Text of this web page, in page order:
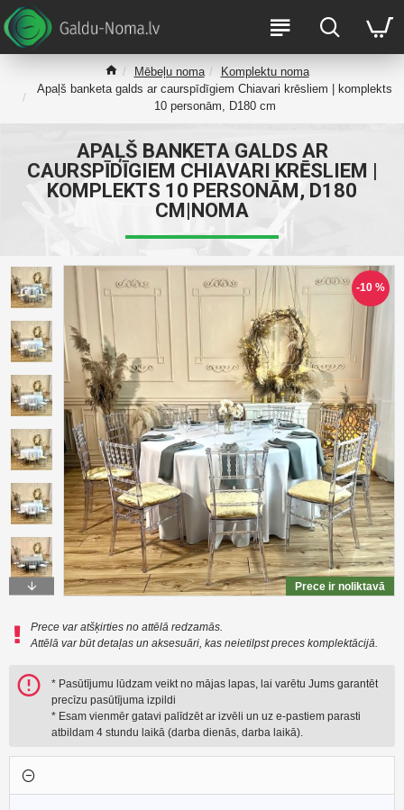
Mēbeļu noma
Komplektu noma
Apaļš banketa galds ar caurspīdīgiem Chiavari krēsliem | komplekts
10 personām, D180 cm
APAĻŠ BANKETA GALDS AR
CAURSPĪDĪGIEM CHIAVARI KRĒSLIEM |
KOMPLEKTS 10 PERSONĀM, D180
CM|NOMA
Prece ir noliktavā
-10 %
Prece var atšķirties no attēlā redzamās.
Attēlā var būt detaļas un aksesuāri, kas neietilpst preces komplektācijā.
* Pasūtījumu lūdzam veikt no mājas lapas, lai varētu Jums garantēt
precīzu pasūtījuma izpildi
* Esam vienmēr gatavi palīdzēt ar izvēli un uz e-pastiem parasti
atbildam 4 stundu laikā (darba dienās, darba laikā).